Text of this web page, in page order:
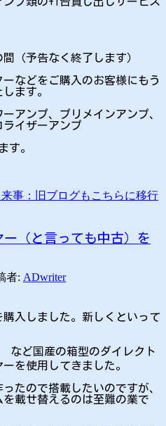
（予告なく終了します）
ーなどをご購入のお客様にもう
ます。
ーアンプ、プリメインアンプ、
ライザーアンプ
す。
事：旧ブログもこちらに移行
（と言っても中古）を
者: ADwriter
入しました。新しくといって
など国産の箱型のダイレクト
を使用してきました。
たので搭載したいのですが、
載せ替えるのは至難の業で